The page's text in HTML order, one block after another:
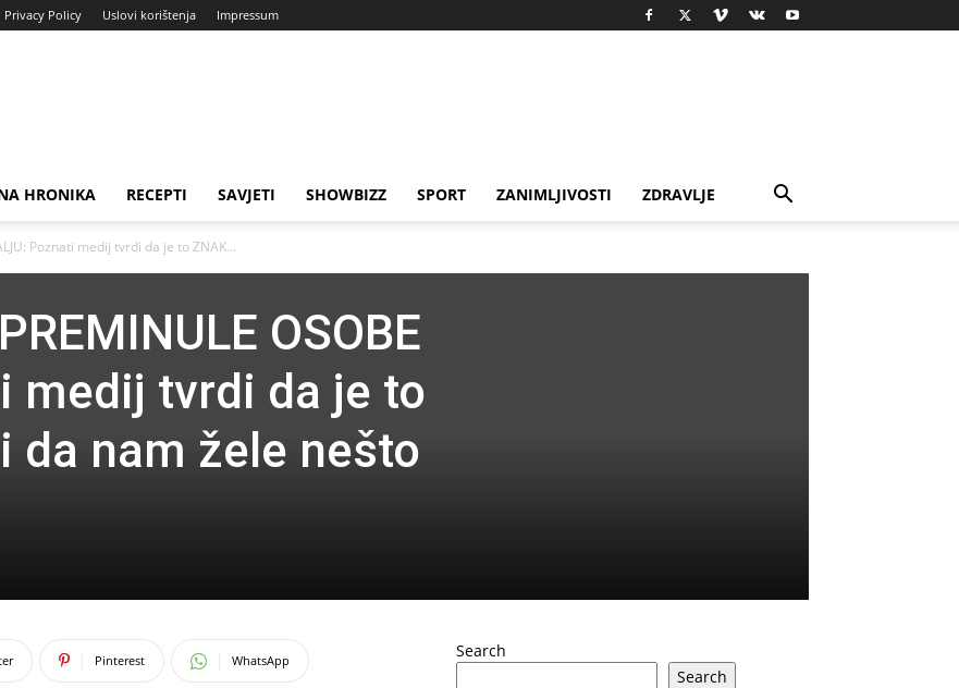
Privacy Policy Uslovi korištenja Impressum
HRONIKA RECEPTI SAVJETI SHOWBIZZ SPORT ZANIMLJIVOSTI ZDRAVLJE
Poznati medij tvrdi da je to ZNAK...
OSOBE
medij tvrdi da je to
da nam žele nešto
Pinterest WhatsApp
Search
Search